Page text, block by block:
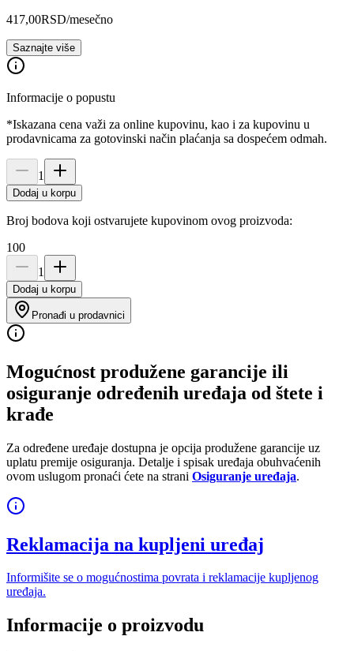
417,00RSD/mesečno
Saznajte više
Informacije o popustu
*Iskazana cena važi za online kupovinu, kao i za kupovinu u
prodavnicama za gotovinski način plaćanja sa dospećem odmah.
1
Dodaj u korpu
Broj bodova koji ostvarujete kupovinom ovog proizvoda:
100
1
Dodaj u korpu
Pronađi u prodavnici
Mogućnost produžene garancije ili
osiguranje određenih uređaja od štete i
krađe
Za određene uređaje dostupna je opcija produžene garancije uz
uplatu premije osiguranja. Detalje i spisak uređaja obuhvaćenih
ovom uslugom pronaći ćete na strani Osiguranje uređaja.
Reklamacija na kupljeni uređaj
Informišite se o mogućnostima povrata i reklamacije kupljenog
uređaja.
Informacije o proizvodu